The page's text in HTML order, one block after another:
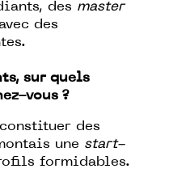
des master
des
sur quels
vous ?
des
une start-
formidables.